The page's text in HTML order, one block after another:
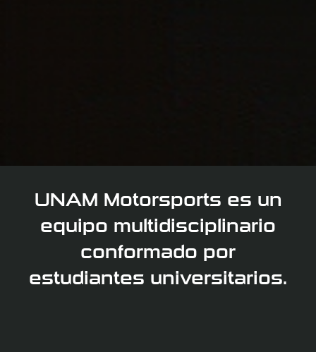
UNAM Motorsports es un
equipo multidisciplinario
conformado por
estudiantes universitarios.